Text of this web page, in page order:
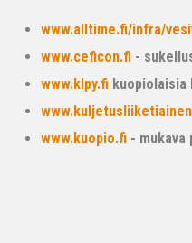
www.alltime.fi/infra/
www.ceficon.fi -
www.klpy.fi
www.kuopio.fi - mukava